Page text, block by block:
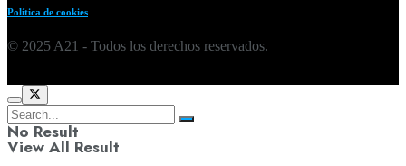
Política de cookies
© 2025 A21 - Todos los derechos reservados.
No Result
View All Result